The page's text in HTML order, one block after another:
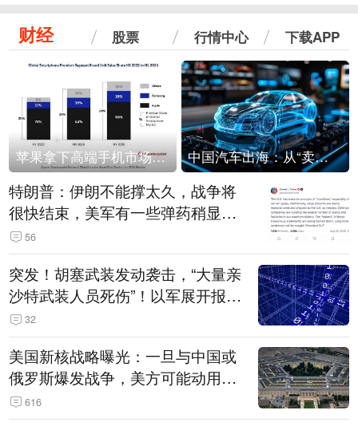
财经 股票 行情中心 下载APP
苹果拿下高端手机市场65%的份额：iPhone 17系列功不可没 中国汽车出海：从“卖出去”到“走进去”
特朗普：伊朗不能撑太久，战争将
很快结束，美军有一些弹药稍显紧
张！伊朗公布拟议的海峡管理文本
56
突发！胡塞武装发动袭击，“大量亲
沙特武装人员死伤”！以军展开报复
性空袭
32
美国新核战略曝光：一旦与中国或
俄罗斯爆发战争，美方可能动用战
术核武器
616